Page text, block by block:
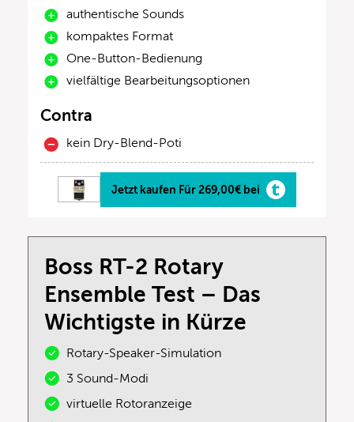
authentische Sounds
kompaktes Format
One-Button-Bedienung
vielfältige Bearbeitungsoptionen
Contra
kein Dry-Blend-Poti
Jetzt kaufen Für 269,00€ bei
Boss RT-2 Rotary
Ensemble Test – Das
Wichtigste in Kürze
Rotary-Speaker-Simulation
3 Sound-Modi
virtuelle Rotoranzeige